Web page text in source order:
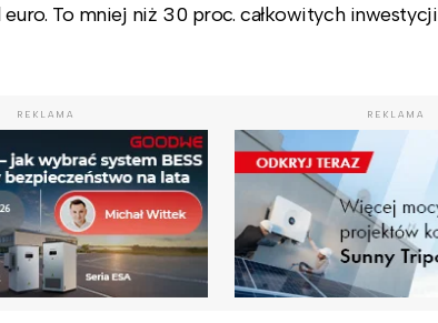
To mniej niż 30 proc. całkowitych inwestycji
REKLAMA REKLAMA